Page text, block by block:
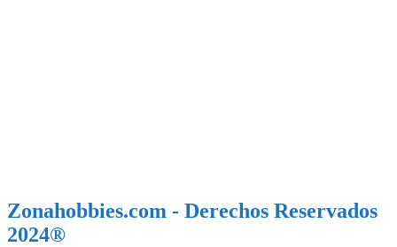
Zonahobbies.com - Derechos Reservados
2024®